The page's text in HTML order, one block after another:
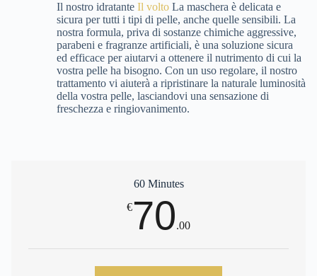
Il nostro idratante Il volto La maschera è delicata e
sicura per tutti i tipi di pelle, anche quelle sensibili. La
nostra formula, priva di sostanze chimiche aggressive,
parabeni e fragranze artificiali, è una soluzione sicura
ed efficace per aiutarvi a ottenere il nutrimento di cui la
vostra pelle ha bisogno. Con un uso regolare, il nostro
trattamento vi aiuterà a ripristinare la naturale luminosità
della vostra pelle, lasciandovi una sensazione di
freschezza e ringiovanimento.
60 Minutes
€70.00